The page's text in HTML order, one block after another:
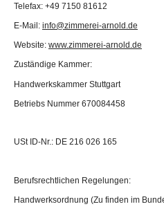
Telefax: +49 7150 81612
E-Mail: info@zimmerei-arnold.de
Website: www.zimmerei-arnold.de
Zuständige Kammer:
Handwerkskammer Stuttgart
Betriebs Nummer 670084458
USt ID-Nr.: DE 216 026 165
Berufsrechtlichen Regelungen:
Handwerksordnung (Zu finden im